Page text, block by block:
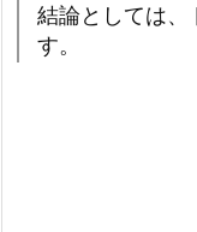
結論としては、
す。